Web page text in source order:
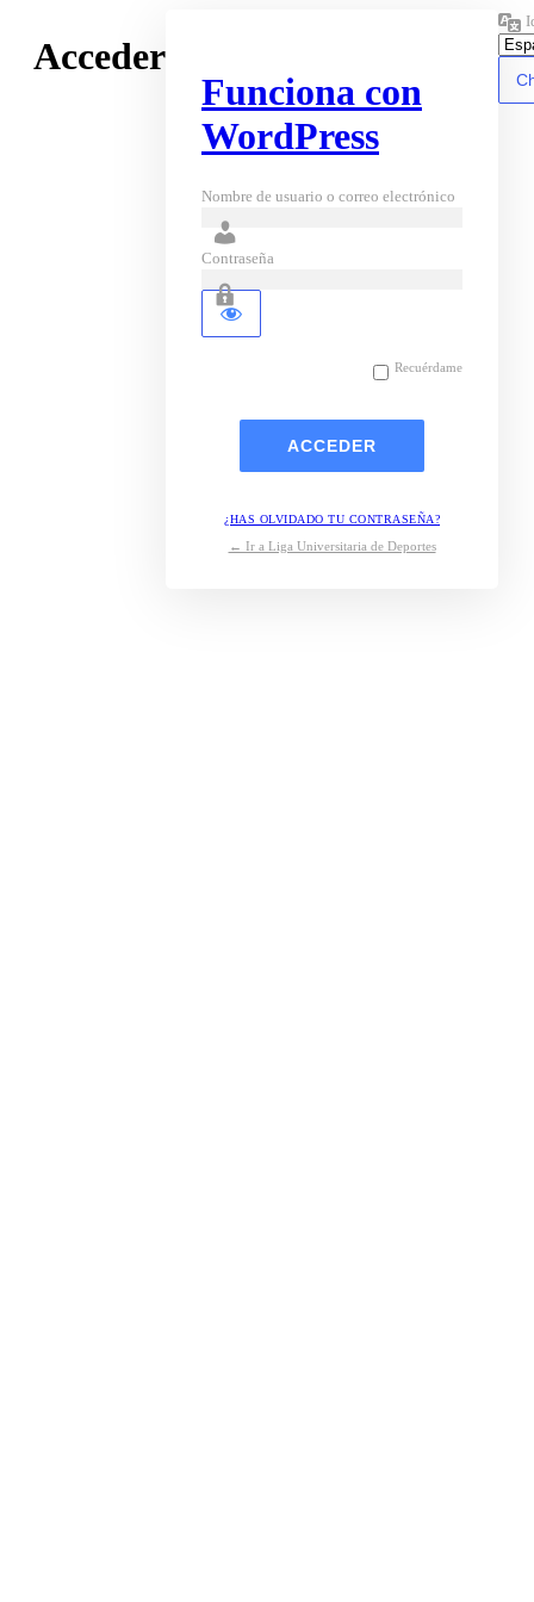
Acceder
Funciona con
WordPress
Nombre de usuario o correo electrónico
Contraseña
Recuérdame
¿HAS OLVIDADO TU CONTRASEÑA?
← Ir a Liga Universitaria de Deportes